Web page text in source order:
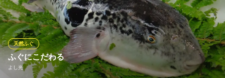
ふぐ好 北新地店
はも・ふぐ・梅田・個室
大阪メトロ四つ橋線西梅田駅 徒歩2分
大阪府大阪市北区曽根崎新地1-3-8 ぐらんぱれ壱番館B1
ふぐにこだわる
よし光
天然ふぐ